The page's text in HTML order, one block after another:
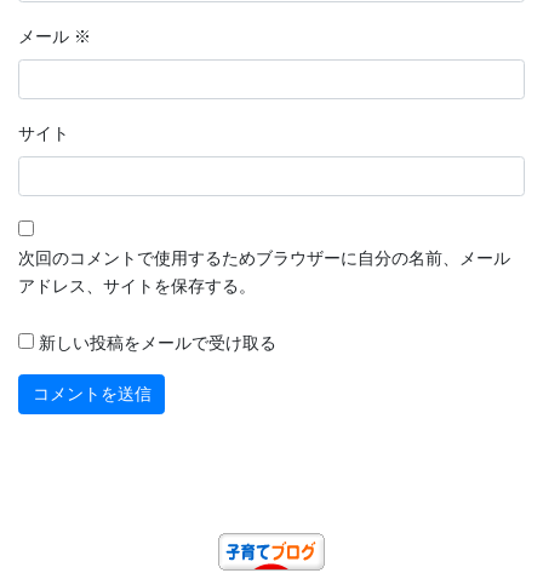
メール ※
サイト
次回のコメントで使用するためブラウザーに自分の名前、メール
アドレス、サイトを保存する。
新しい投稿をメールで受け取る